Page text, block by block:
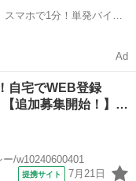
ただきます！ まず
スマホで1分！単発バイト
Ad
自宅でWEB登録
追加募集開始！】…
/w10240600401
提携サイト 7月21日